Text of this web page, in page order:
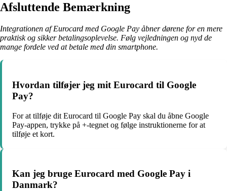
Afsluttende Bemærkning
Integrationen af Eurocard med Google Pay åbner dørene for en mere
praktisk og sikker betalingsoplevelse. Følg vejledningen og nyd de
mange fordele ved at betale med din smartphone.
Hvordan tilføjer jeg mit Eurocard til Google
Pay?
For at tilføje dit Eurocard til Google Pay skal du åbne Google
Pay-appen, trykke på +-tegnet og følge instruktionerne for at
tilføje et kort.
Kan jeg bruge Eurocard med Google Pay i
Danmark?